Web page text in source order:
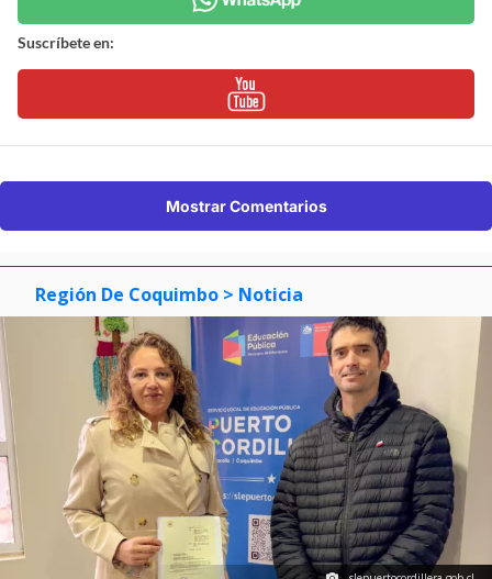
Suscríbete en:
Mostrar Comentarios
Región De Coquimbo > Noticia